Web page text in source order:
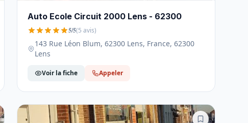
Auto Ecole Circuit 2000 Lens - 62300
5/5(5 avis)
143 Rue Léon Blum, 62300 Lens, France, 62300
Lens
Voir la fiche Appeler